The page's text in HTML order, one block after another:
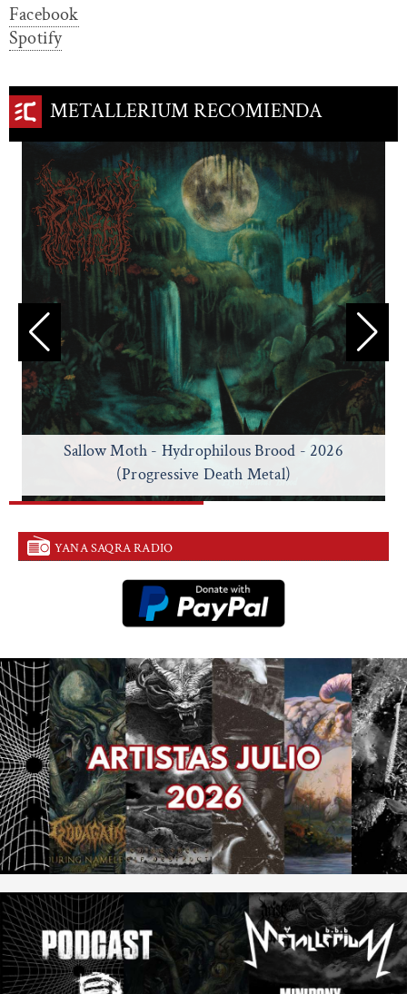
Facebook
Spotify
METALLERIUM RECOMIENDA
Sallow Moth - Hydrophilous Brood - 2026
(Progressive Death Metal)
YANA SAQRA RADIO